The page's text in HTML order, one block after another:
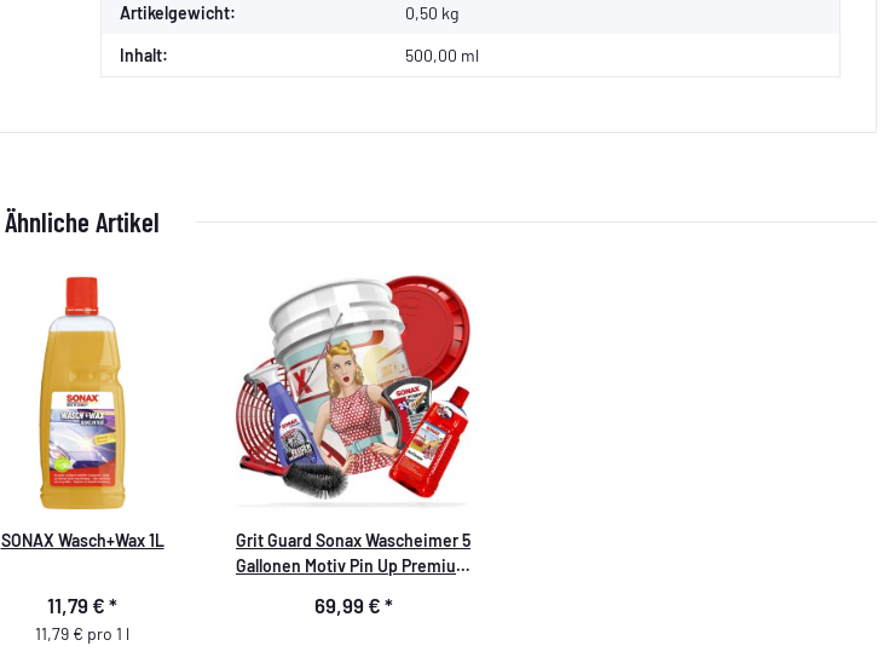
Artikelgewicht: 0,50 kg
Inhalt: 500,00 ml
Ähnliche Artikel
SONAX Wasch+Wax 1L
11,79 € *
11,79 € pro 1 l
Grit Guard Sonax Wascheimer 5
Gallonen Motiv Pin Up Premium
69,99 € *